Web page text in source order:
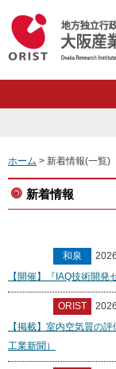
ホーム > 新着情報(一覧)
新着情報
和泉
【開催】『IAQ技術開発
ORIST
【掲載】室内空気質の
工業新聞）